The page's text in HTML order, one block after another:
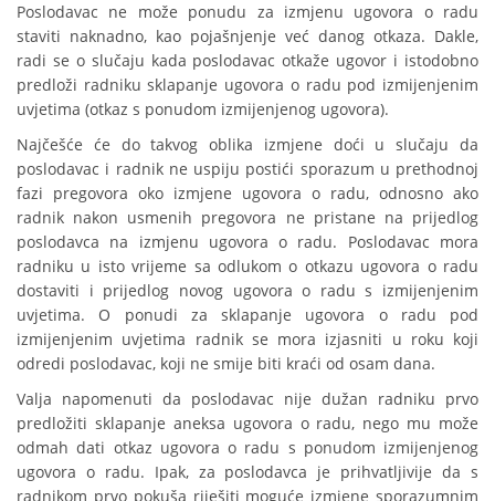
Poslodavac ne može ponudu za izmjenu ugovora o radu
staviti naknadno, kao pojašnjenje već danog otkaza. Dakle,
radi se o slučaju kada poslodavac otkaže ugovor i istodobno
predloži radniku sklapanje ugovora o radu pod izmijenjenim
uvjetima (otkaz s ponudom izmijenjenog ugovora).
Najčešće će do takvog oblika izmjene doći u slučaju da
poslodavac i radnik ne uspiju postići sporazum u prethodnoj
fazi pregovora oko izmjene ugovora o radu, odnosno ako
radnik nakon usmenih pregovora ne pristane na prijedlog
poslodavca na izmjenu ugovora o radu. Poslodavac mora
radniku u isto vrijeme sa odlukom o otkazu ugovora o radu
dostaviti i prijedlog novog ugovora o radu s izmijenjenim
uvjetima. O ponudi za sklapanje ugovora o radu pod
izmijenjenim uvjetima radnik se mora izjasniti u roku koji
odredi poslodavac, koji ne smije biti kraći od osam dana.
Valja napomenuti da poslodavac nije dužan radniku prvo
predložiti sklapanje aneksa ugovora o radu, nego mu može
odmah dati otkaz ugovora o radu s ponudom izmijenjenog
ugovora o radu. Ipak, za poslodavca je prihvatljivije da s
radnikom prvo pokuša riješiti moguće izmjene sporazumnim